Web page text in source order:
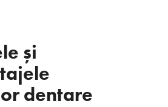
și
dentare